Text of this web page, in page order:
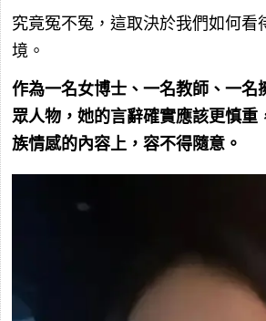
究竟冤不冤，這取決於我們如何看
境。
作為一名女博士、一名教師、一名
眾人物，她的言辭確實應該更慎重
族情感的內容上，容不得隨意。